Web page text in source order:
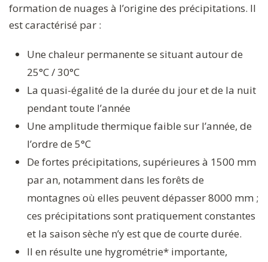
formation de nuages à l’origine des précipitations. Il
est caractérisé par :
Une chaleur permanente se situant autour de
25°C / 30°C
La quasi-égalité de la durée du jour et de la nuit
pendant toute l’année
Une amplitude thermique faible sur l’année, de
l’ordre de 5°C
De fortes précipitations, supérieures à 1500 mm
par an, notamment dans les forêts de
montagnes où elles peuvent dépasser 8000 mm ;
ces précipitations sont pratiquement constantes
et la saison sèche n’y est que de courte durée.
Il en résulte une hygrométrie* importante,